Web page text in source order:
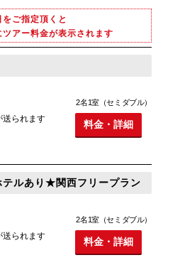
をご指定頂くと
アー料金が表示されます
送られます
2名1室（セミダブル）
料金・詳細
ルあり★関西フリープラン
送られます
2名1室（セミダブル）
料金・詳細